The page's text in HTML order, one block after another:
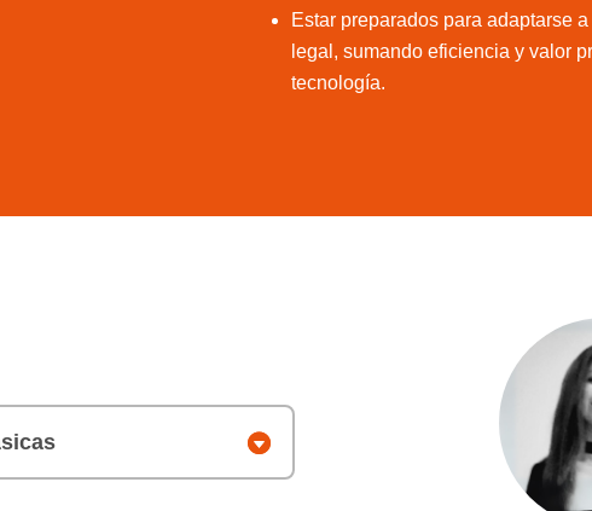
Estar preparados para adaptarse
legal, sumando eficiencia y valor
tecnología.